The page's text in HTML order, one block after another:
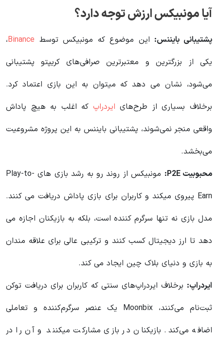
آیا مونبیکس ارزش توجه دارد؟
پشتیبانی بایننس: این موضوع که مونبیکس توسط Binance،
یکی از بزرگترین و معتبرترین صرافی‌های کریپتو پشتیبانی
می‌شود، نشان می دهد که میتوان به این بازی اعتماد کرد.
برخلاف بسیاری از طرح‌های ایردراپ که اغلب به هیچ پاداش
واقعی منجر نمی‌شوند، پشتیبانی بایننس به این پروژه مشروعیت
می‌بخشد.
محبوبیت P2E:
مونبیکس از روند رو به رشد بازی های Play-to-
Earn پیروی میکند و کاربران برای بازی پاداش دریافت می کنند.
مدل بازی نه تنها سرگرم کننده است، بلکه به بازیکنان اجازه می
دهد تا ارز دیجیتال کسب کنند و ترکیبی عالی برای علاقه مندان
به بازی و دنیای بلاک چین ایجاد می کند.
ایردراپ: برخلاف ایردراپ‌های سنتی که کاربران برای دریافت توکن
ثبت‌نام می‌کنند، Moonbix یک عنصر سرگرم‌کننده و تعاملی
اضافه می‌کند. بازیکنان در بازی مشارکت میکنند و آن را در